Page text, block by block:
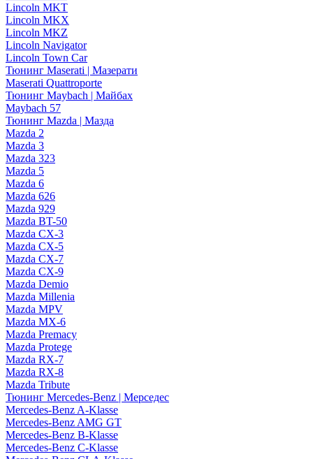
Lincoln MKT
Lincoln MKX
Lincoln MKZ
Lincoln Navigator
Lincoln Town Car
Тюнинг Maserati | Мазерати
Maserati Quattroporte
Тюнинг Maybach | Майбах
Maybach 57
Тюнинг Mazda | Мазда
Mazda 2
Mazda 3
Mazda 323
Mazda 5
Mazda 6
Mazda 626
Mazda 929
Mazda BT-50
Mazda CX-3
Mazda CX-5
Mazda CX-7
Mazda CX-9
Mazda Demio
Mazda Millenia
Mazda MPV
Mazda MX-6
Mazda Premacy
Mazda Protege
Mazda RX-7
Mazda RX-8
Mazda Tribute
Тюнинг Mercedes-Benz | Мерседес
Mercedes-Benz A-Klasse
Mercedes-Benz AMG GT
Mercedes-Benz B-Klasse
Mercedes-Benz C-Klasse